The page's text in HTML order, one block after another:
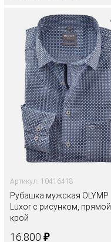
Артикул: 10416418
Рубашка мужская OLYMP
Luxor с рисунком, прямой
крой
16.800 ₽